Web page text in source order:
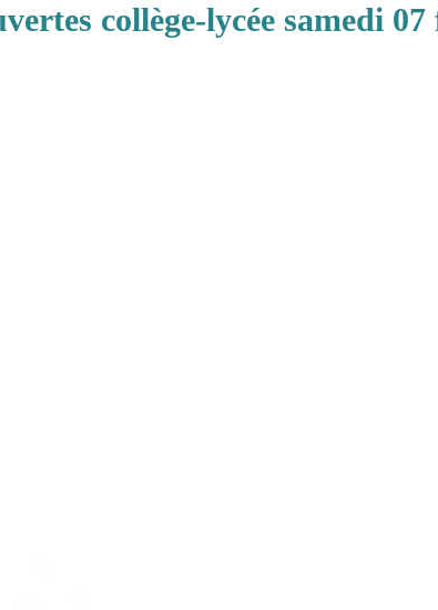
collège-lycée samedi